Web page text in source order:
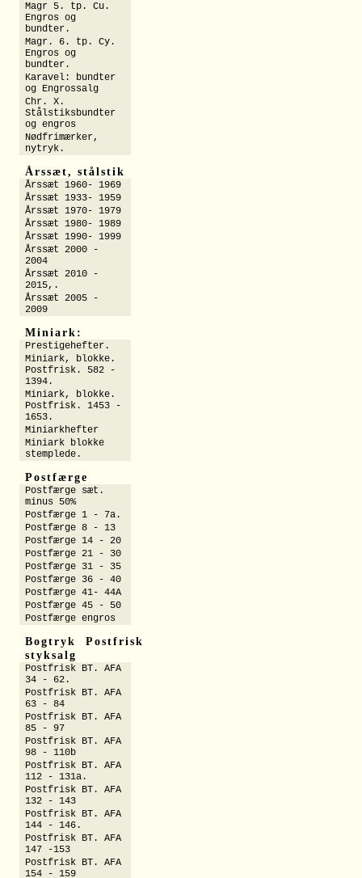
Magr 5. tp. Cu.
Engros og
bundter.
Magr. 6. tp. Cy.
Engros og
bundter.
Karavel: bundter
og Engrossalg
Chr. X.
Stålstiksbundter
og engros
Nødfrimærker,
nytryk.
Årssæt, stålstik
Årssæt 1960- 1969
Årssæt 1933- 1959
Årssæt 1970- 1979
Årssæt 1980- 1989
Årssæt 1990- 1999
Årssæt 2000 -
2004
Årssæt 2010 -
2015,.
Årssæt 2005 -
2009
Miniark:
Prestigehefter.
Miniark, blokke.
Postfrisk. 582 -
1394.
Miniark, blokke.
Postfrisk. 1453 -
1653.
Miniarkhefter
Miniark blokke
stemplede.
Postfærge
Postfærge sæt.
minus 50%
Postfærge 1 - 7a.
Postfærge 8 - 13
Postfærge 14 - 20
Postfærge 21 - 30
Postfærge 31 - 35
Postfærge 36 - 40
Postfærge 41- 44A
Postfærge 45 - 50
Postfærge engros
Bogtryk Postfrisk
styksalg
Postfrisk BT. AFA
34 - 62.
Postfrisk BT. AFA
63 - 84
Postfrisk BT. AFA
85 - 97
Postfrisk BT. AFA
98 - 110b
Postfrisk BT. AFA
112 - 131a.
Postfrisk BT. AFA
132 - 143
Postfrisk BT. AFA
144 - 146.
Postfrisk BT. AFA
147 -153
Postfrisk BT. AFA
154 - 159